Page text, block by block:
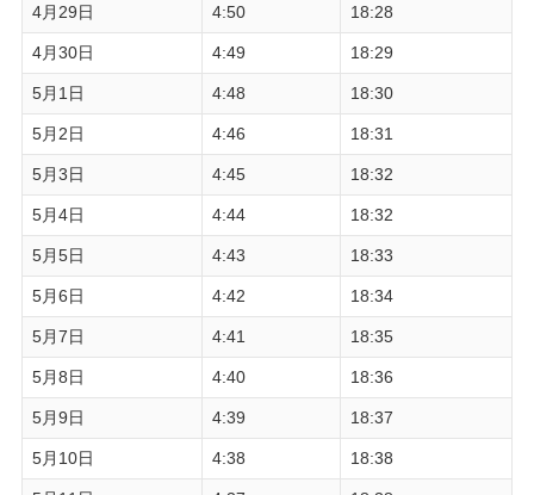
4月29日 4:50 18:28
4月30日 4:49 18:29
5月1日 4:48 18:30
5月2日 4:46 18:31
5月3日 4:45 18:32
5月4日 4:44 18:32
5月5日 4:43 18:33
5月6日 4:42 18:34
5月7日 4:41 18:35
5月8日 4:40 18:36
5月9日 4:39 18:37
5月10日 4:38 18:38